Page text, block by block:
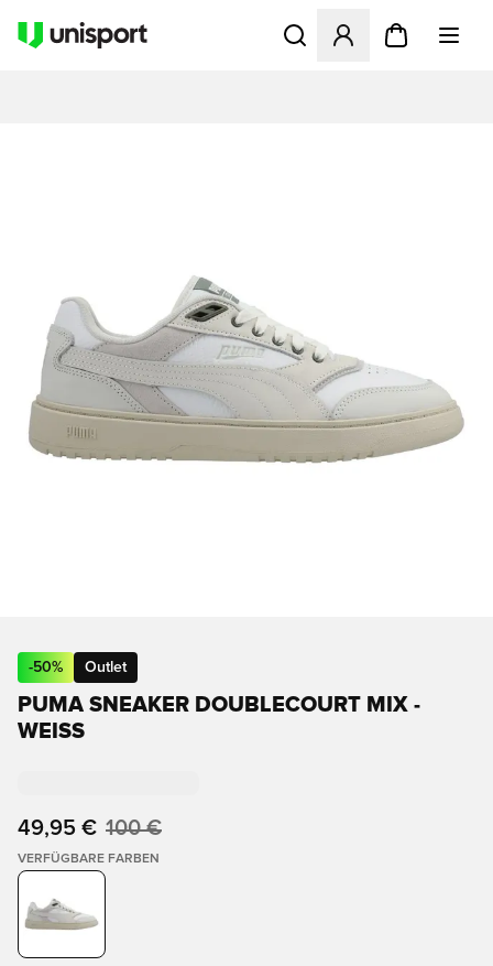
Öffnet ein neues Fenster
-50% Outlet
PUMA SNEAKER DOUBLECOURT MIX -
WEISS
49,95 € 100 €
VERFÜGBARE FARBEN